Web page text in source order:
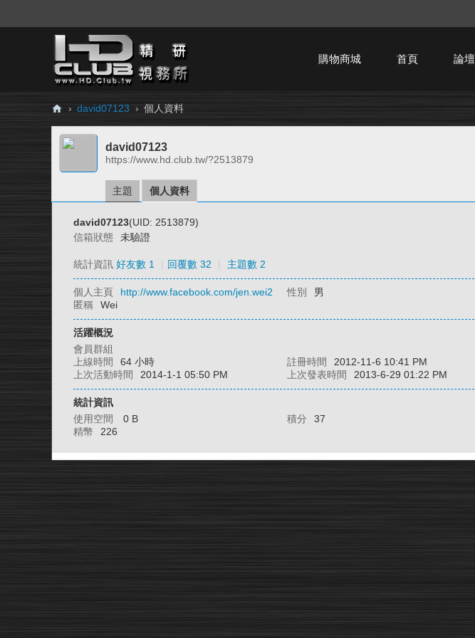
購物商城 首頁 論壇
H
Cl
› david07123 › 個人資料
david07123
https://www.hd.club.tw/?2513879
主題 個人資料
david07123(UID: 2513879)
信箱狀態
未驗證
統計資訊 好友數 1 回覆數 32 主題數 2
個人主頁 http://www.facebook.com/jen.wei2 性別 男
匿稱
Wei
活躍概況
會員群組
上線時間
64 小時 註冊時間 2012-11-6 10:41 PM
上次活動時間
2014-1-1 05:50 PM 上次發表時間 2013-6-29 01:22 PM
統計資訊
使用空間
0 B 積分 37
精幣
226